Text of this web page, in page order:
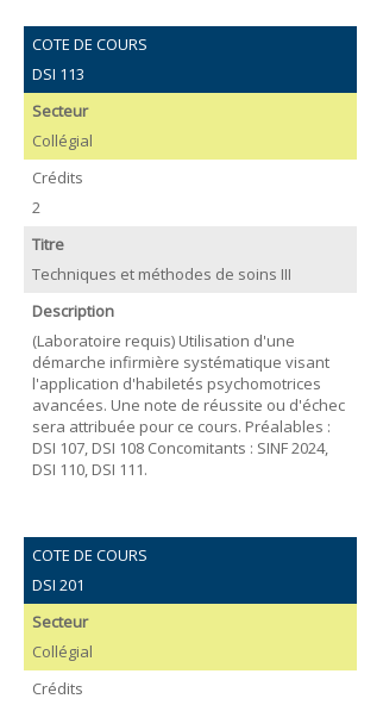
COTE DE COURS
DSI 113
Secteur
Collégial
Crédits
2
Titre
Techniques et méthodes de soins III
Description
(Laboratoire requis) Utilisation d'une
démarche infirmière systématique visant
l'application d'habiletés psychomotrices
avancées. Une note de réussite ou d'échec
sera attribuée pour ce cours. Préalables :
DSI 107, DSI 108 Concomitants : SINF 2024,
DSI 110, DSI 111.
COTE DE COURS
DSI 201
Secteur
Collégial
Crédits